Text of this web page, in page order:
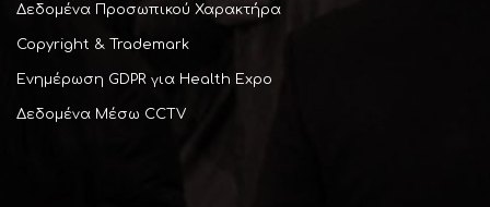
Δεδομένα Προσωπικού Χαρακτήρα
Copyright & Trademark
Ενημέρωση GDPR για Health Expo
Δεδομένα Μέσω CCTV